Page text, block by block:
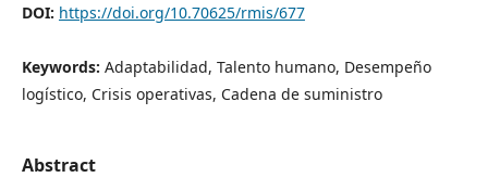
DOI: https://doi.org/10.70625/rmis/677
Keywords: Adaptabilidad, Talento humano, Desempeño
logístico, Crisis operativas, Cadena de suministro
Abstract